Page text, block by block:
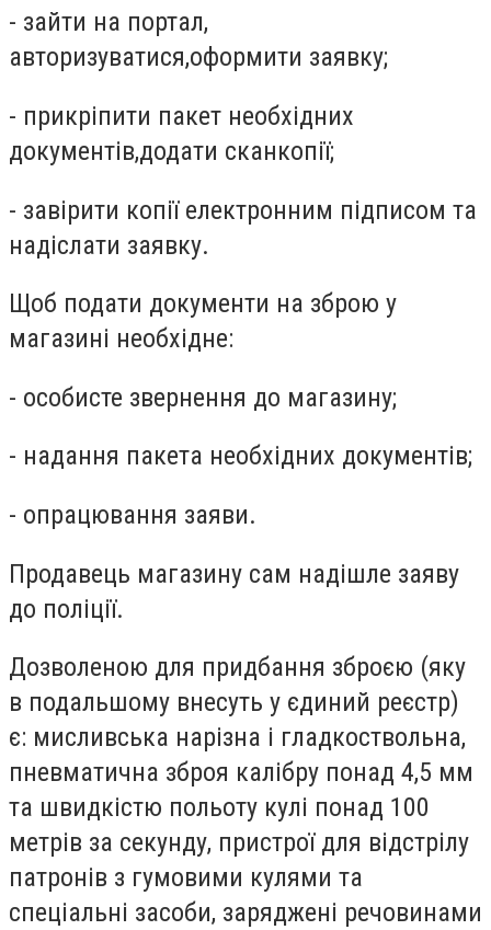
- зайти на портал,
авторизуватися,оформити заявку;
- прикріпити пакет необхідних
документів,додати сканкопії;
- завірити копії електронним підписом та
надіслати заявку.
Щоб подати документи на зброю у
магазині необхідне:
- особисте звернення до магазину;
- надання пакета необхідних документів;
- опрацювання заяви.
Продавець магазину сам надішле заяву
до поліції.
Дозволеною для придбання зброєю (яку
в подальшому внесуть у єдиний реєстр)
є: мисливська нарізна і гладкоствольна,
пневматична зброя калібру понад 4,5 мм
та швидкістю польоту кулі понад 100
метрів за секунду, пристрої для відстрілу
патронів з гумовими кулями та
спеціальні засоби, заряджені речовинами